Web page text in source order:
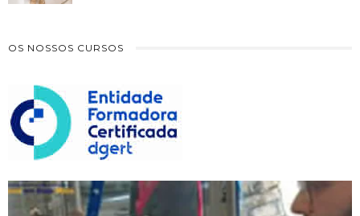
OS NOSSOS CURSOS